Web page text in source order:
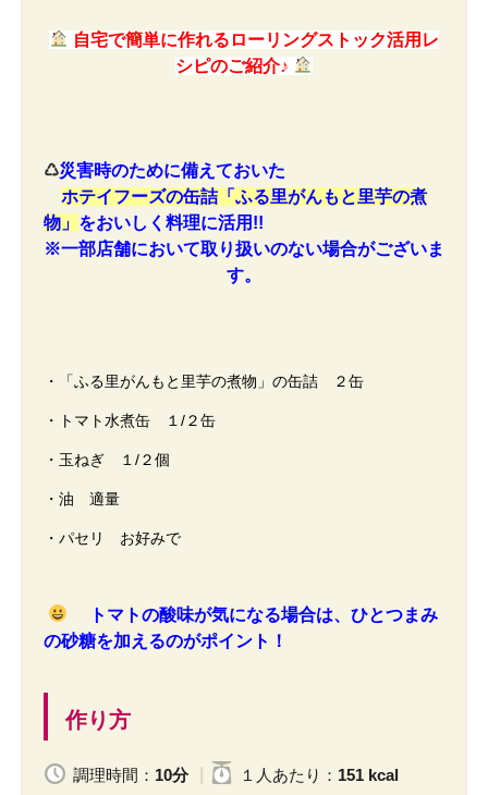
自宅で簡単に作れるローリングストック活用レ
シピのご紹介♪
♺災害時のために備えておいた
ホテイフーズの缶詰 「ふる里がんもと里芋の煮
物」 をおいしく料理に活用!!
※一部店舗において取り扱いのない場合がございま
す。
・「ふる里がんもと里芋の煮物」の缶詰 ２缶
・トマト水煮缶 １/２缶
・玉ねぎ １/２個
・油 適量
・パセリ お好みで
トマトの酸味が気になる場合は、ひとつまみ
の砂糖を加えるのがポイント！
作り方
調理時間： 10分 １人 あたり ： 151 kcal